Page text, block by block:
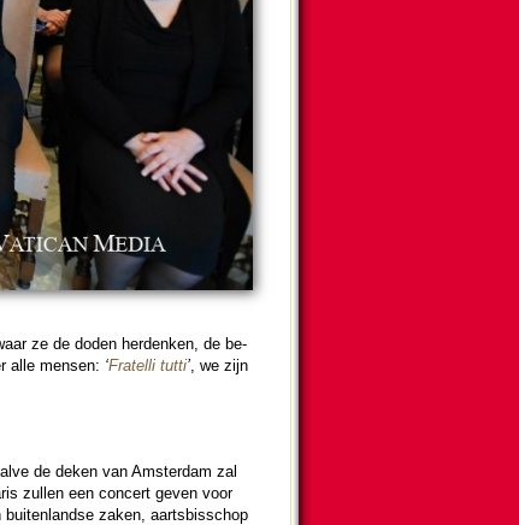
ze de doden her­denken, de be­
alle mensen: ‘Fratelli tutti’, we zijn
de deken van Am­ster­dam zal
zullen een concert geven voor
zaken, aarts­bis­schop